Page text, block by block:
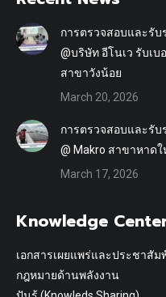
การตรวจสอบและรับ
@บริษัท อีโนเว รับเ
สาขาวังน้อย
March 20, 2026
การตรวจสอบและรับ
@ Makro สาขาหาด
March 17, 2026
Knowledge
เอกสารเผยแพร่และประชาสัม
กฎหมายด้านพลังงาน